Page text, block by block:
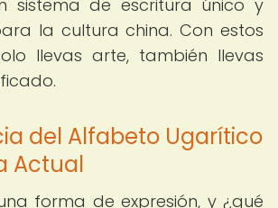
sistema de escritura único y
la cultura china. Con estos
llevas arte, también llevas
del Alfabeto Ugarítico
Actual
forma de expresión, y ¿qué